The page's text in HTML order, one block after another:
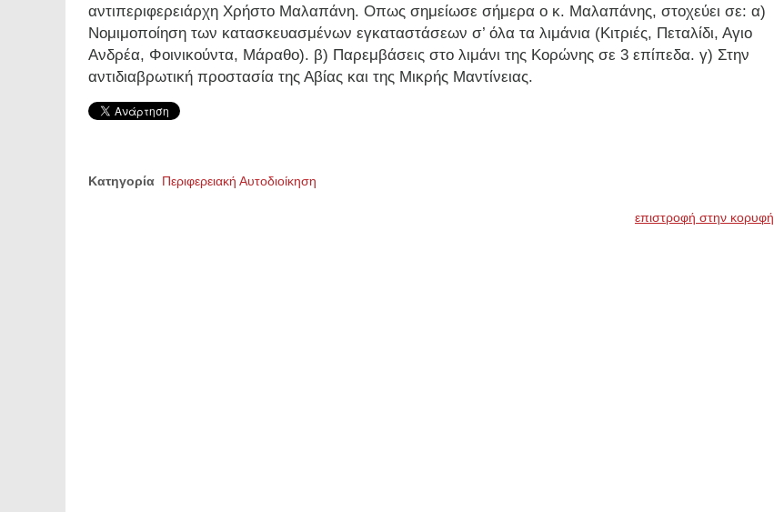
αντιπεριφερειάρχη Χρήστο Μαλαπάνη. Οπως σημείωσε σήμερα ο κ. Μαλαπάνης, στοχεύει σε: α)
Νομιμοποίηση των κατασκευασμένων εγκαταστάσεων σ’ όλα τα λιμάνια (Κιτριές, Πεταλίδι, Αγιο
Ανδρέα, Φοινικούντα, Μάραθο). β) Παρεμβάσεις στο λιμάνι της Κορώνης σε 3 επίπεδα. γ) Στην
αντιδιαβρωτική προστασία της Αβίας και της Μικρής Μαντίνειας.
Κατηγορία Περιφερειακή Αυτοδιοίκηση
επιστροφή στην κορυφή